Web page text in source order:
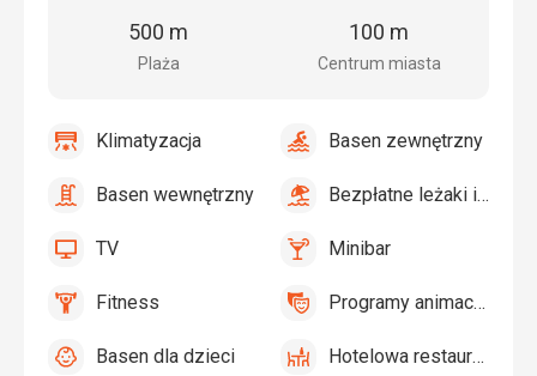
plaży
Plaża
500 m
centrum
Centrum miasta
100 m
Klimatyzacja
Klimatyzacja
tak
BasenBasen zewnętrzny
tak
BasenBasen wewnętrzny
tak
Bezpłatne
i
przy
Bezpłatne leżaki i parasole przy basenie
tak
TV TV
tak
Minibar,Minibar
tak
FitnessFitness
tak
Programy
Programy animacyjne
tak
BasenBasen dla dzieci
tak
Hotelowa
Hotelowa restauracja
tak